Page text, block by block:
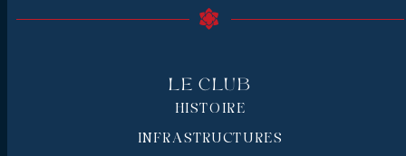
Le Club
HISTOIRE
INFRASTRUCTURES